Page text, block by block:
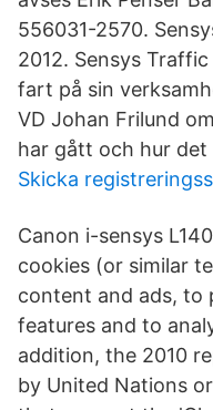
556031-2570.
2012. Sensys
fart på sin
VD Johan Frilund
har gått och hur
Skicka
Canon i-sensys
cookies (or similar
content and ads, to
features and to
addition, the 2010
by United Nations